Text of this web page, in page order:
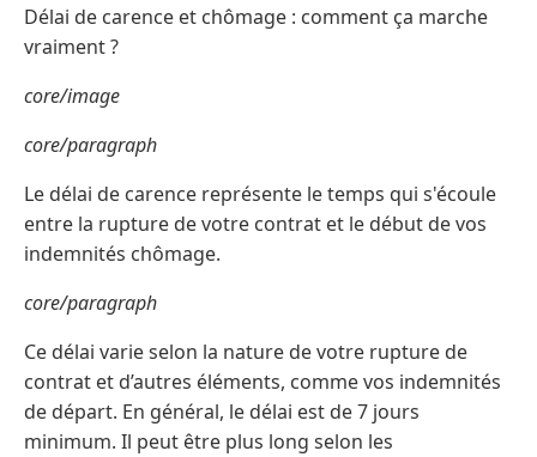
Délai de carence et chômage : comment ça marche
vraiment ?
core/image
core/paragraph
Le délai de carence représente le temps qui s'écoule
entre la rupture de votre contrat et le début de vos
indemnités chômage.
core/paragraph
Ce délai varie selon la nature de votre rupture de
contrat et d’autres éléments, comme vos indemnités
de départ. En général, le délai est de 7 jours
minimum. Il peut être plus long selon les